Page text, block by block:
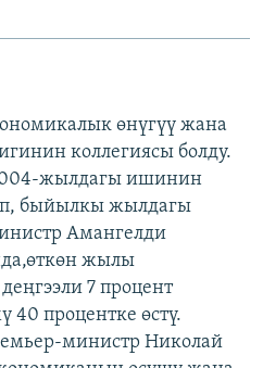
өнүгүү жана
коллегиясы болду.
жылдагы ишинин
быйылкы жылдагы
Амангелди
жылы
7 процент
40 процентке өстү.
министр Николай